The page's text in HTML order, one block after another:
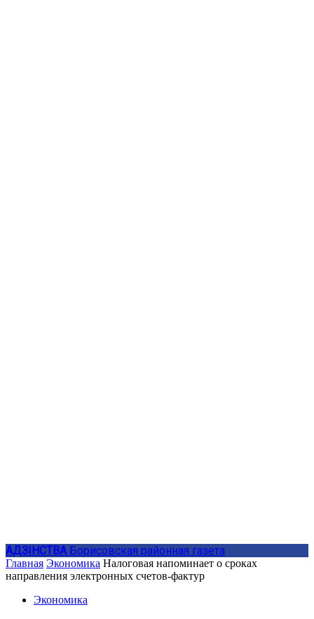
АДЗIНСТВА Борисовская районная газета
Главная Экономика Налоговая напоминает о сроках
направления электронных счетов-фактур
Экономика